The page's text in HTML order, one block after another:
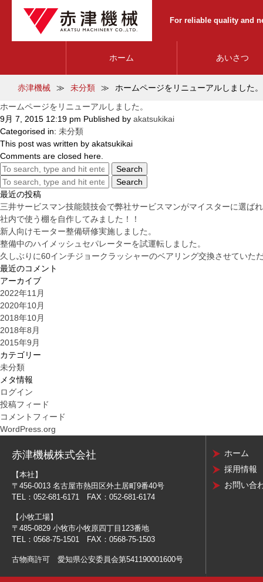
For reliable quality and
ホーム あいさつ
赤津機械 未分類
ホームページをリニューアルしました。
ホームページをリニューアルしました。
9月 7, 2015 12:19 pm Published by akatsukikai
Categorised in: 未分類
This post was written by akatsukikai
Comments are closed here.
Search
Search
最近の投稿
三井サービスマン技能競技会で弊社サービスマンがマイスターに選ば
社内で使う棚を自作してみました！！
新人向けモーター整備研修実施しました。
整備中のハイメッシュセパレーターを試運転しました。
久しぶりに60インチジョークラッシャーのベアリング交換させていた
最近のコメント
アーカイブ
2022年11月
2020年10月
2018年10月
2018年8月
2015年9月
カテゴリー
未分類
メタ情報
ログイン
投稿フィード
コメントフィード
WordPress.org
赤津機械株式会社
【本社】
〒456-0013 名古屋市熱田区外土居町9番40号
TEL：052-681-6171 FAX：052-681-6174
【小牧工場】
〒485-0829 小牧市小牧原四丁目123番地
TEL：0568-75-1501 FAX：0568-75-1503
古物商許可 愛知県公安委員会第541190001600号
ホーム
採用情報
お問い合